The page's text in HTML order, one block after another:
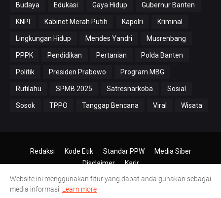
Budaya Edukasi Gaya Hidup Gubernur Banten
KNPI Kabinet Merah Putih Kapolri Kriminal
Lingkungan Hidup Mendes Yandri Musrenbang
PPPK Pendidikan Pertanian Polda Banten
Politik Presiden Prabowo Program MBG
Rutilahu SPMB 2025 Satresnarkoba Sosial
Sosok TPPO Tanggap Bencana Viral Wisata
© 2024-2026PT.Antero Inti Media
Redaksi Kode Etik Standar PPW
Media Siber
Disclaimer
Karir
Website ini menggunakan fitur yang dapat anda gunakan sebagai
media informasi. Learn more